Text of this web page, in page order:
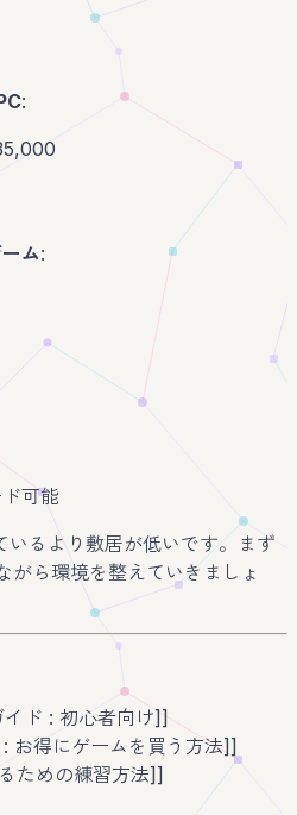
:
ム:
可能
いるより敷居が低いです。まず
がら環境を整えていきましょ
ド : 初心者向け]]
お得にゲームを買う方法]]
ための練習方法]]